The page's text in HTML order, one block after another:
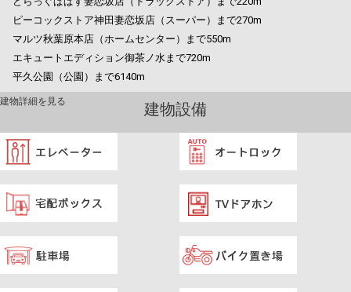
ピーコックストア神田妻恋坂店（スーパー）まで270m
マルツ秋葉原本店（ホームセンター）まで550m
エキュートエディション御茶ノ水まで720m
平久公園（公園）まで6140m
建物設備
建物詳細を見る